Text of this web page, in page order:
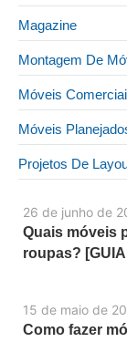
26 de junho de
Quais móveis
roupas?
15 de maio de
Como fazer
Magazine
Montagem De
Móveis
Móveis
Projetos De